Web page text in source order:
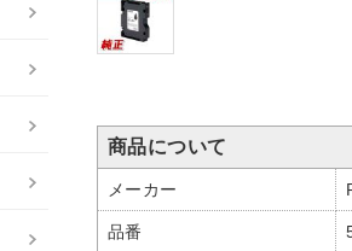
商品について
メーカー
品番